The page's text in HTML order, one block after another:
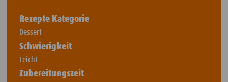
Rezepte Kategorie
Dessert
Schwierigkeit
Leicht
Zubereitungszeit